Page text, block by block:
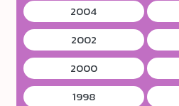
2004
2002
2000
1998